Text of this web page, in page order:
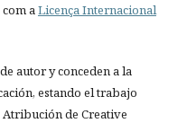
a Licença Internacional
autor y conceden a la
estando el trabajo
de Creative